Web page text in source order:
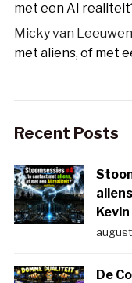
met een AI
Micky van Leeuwen
met aliens, of met
Recent Posts
Kevin
De